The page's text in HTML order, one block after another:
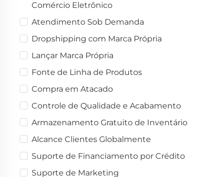
Comércio Eletrônico
Atendimento Sob Demanda
Dropshipping com Marca Própria
Lançar Marca Própria
Fonte de Linha de Produtos
Compra em Atacado
Controle de Qualidade e Acabamento
Armazenamento Gratuito de Inventário
Alcance Clientes Globalmente
Suporte de Financiamento por Crédito
Suporte de Marketing